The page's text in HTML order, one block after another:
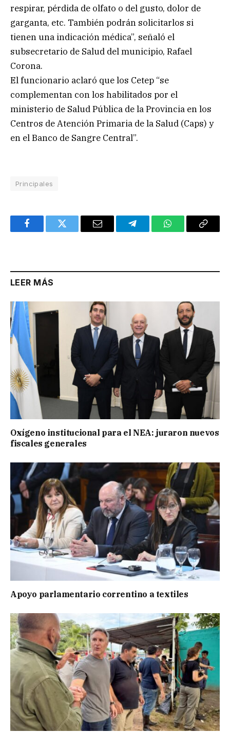
respirar, pérdida de olfato o del gusto, dolor de
garganta, etc. También podrán solicitarlos si
tienen una indicación médica”, señaló el
subsecretario de Salud del municipio, Rafael
Corona.
El funcionario aclaró que los Cetep “se
complementan con los habilitados por el
ministerio de Salud Pública de la Provincia en los
Centros de Atención Primaria de la Salud (Caps) y
en el Banco de Sangre Central”.
Principales
FacebookTwitter Email TelegramWhatsAppCopy
LEER MÁS
Oxígeno institucional para el NEA: juraron nuevos
fiscales generales
Apoyo parlamentario correntino a textiles